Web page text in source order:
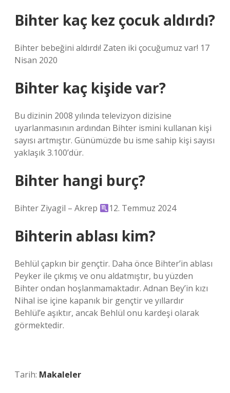
Bihter kaç kez çocuk aldırdı?
Bihter bebeğini aldırdı! Zaten iki çocuğumuz var! 17
Nisan 2020
Bihter kaç kişide var?
Bu dizinin 2008 yılında televizyon dizisine
uyarlanmasının ardından Bihter ismini kullanan kişi
sayısı artmıştır. Günümüzde bu isme sahip kişi sayısı
yaklaşık 3.100’dür.
Bihter hangi burç?
Bihter Ziyagil – Akrep 12. Temmuz 2024
Bihterin ablası kim?
Behlül çapkın bir gençtir. Daha önce Bihter’in ablası
Peyker ile çıkmış ve onu aldatmıştır, bu yüzden
Bihter ondan hoşlanmamaktadır. Adnan Bey’in kızı
Nihal ise içine kapanık bir gençtir ve yıllardır
Behlül’e aşıktır, ancak Behlül onu kardeşi olarak
görmektedir.
Tarih: Makaleler